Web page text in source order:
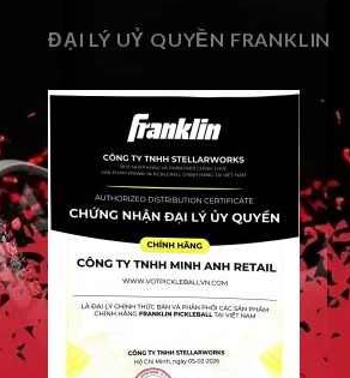
ĐẠI LÝ UỶ QUYỀN FRANKLIN